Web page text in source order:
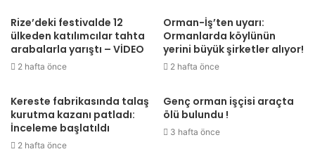
Rize’deki festivalde 12
ülkeden katılımcılar tahta
arabalarla yarıştı – VİDEO
2 hafta önce
Orman-İş’ten uyarı:
Ormanlarda köylünün
yerini büyük şirketler alıyor!
2 hafta önce
Kereste fabrikasında talaş
kurutma kazanı patladı:
İnceleme başlatıldı
2 hafta önce
Genç orman işçisi araçta
ölü bulundu !
3 hafta önce